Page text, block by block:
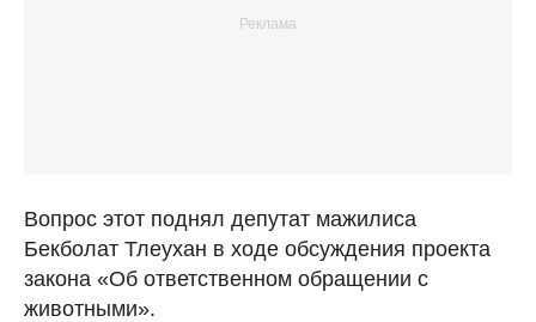
Вопрос этот поднял депутат мажилиса
Бекболат Тлеухан в ходе обсуждения проекта
закона «Об ответственном обращении с
животными».